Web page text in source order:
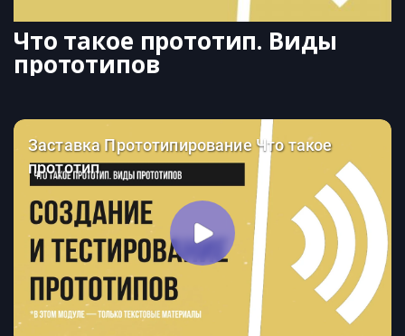
Что такое прототип. Виды
прототипов